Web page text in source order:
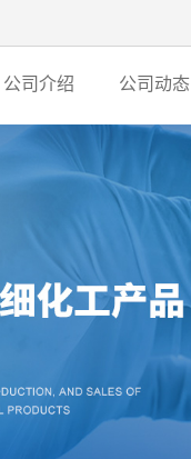
公司介绍 公司动态